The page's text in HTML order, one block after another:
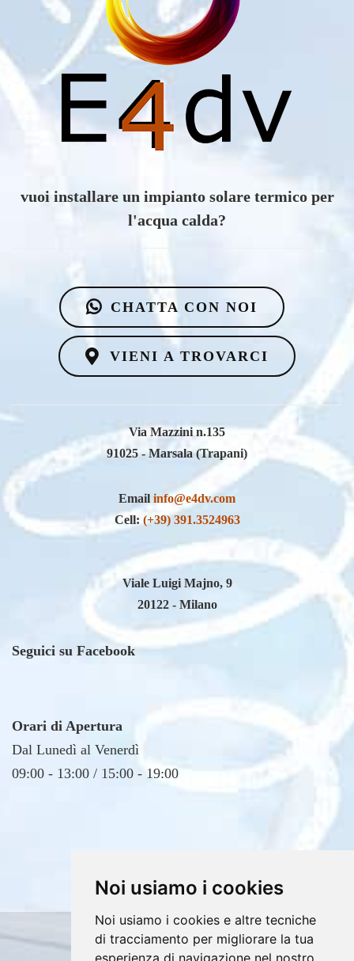
Noi usiamo i cookies
Noi usiamo i cookies e altre tecniche
di tracciamento per migliorare la tua
esperienza di navigazione nel nostro
vuoi scoprire i vantaggi di un impianto eolico?
CHATTA CON NOI
VIENI A TROVARCI
Via Mazzini n.135
91025 - Marsala (Trapani)
info@e4dv.com
Cell:(+39) 391.3524963
Viale Luigi Majno, 9
20122 - Milano
Seguici su Facebook
Dal Lunedì al Venerdì
09:00 - 13:00 / 15:00 - 19:00
riservati.